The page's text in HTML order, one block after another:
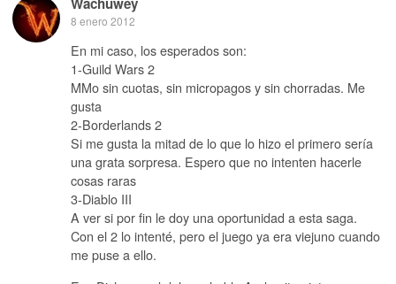
8 enero 2012
En mi caso, los esperados son:
1-Guild Wars 2
MMo sin cuotas, sin micropagos y sin chorradas. Me
gusta
2-Borderlands 2
Si me gusta la mitad de lo que lo hizo el primero sería
una grata sorpresa. Espero que no intenten hacerle
cosas raras
3-Diablo III
A ver si por fin le doy una oportunidad a esta saga.
Con el 2 lo intenté, pero el juego ya era viejuno cuando
me puse a ello.